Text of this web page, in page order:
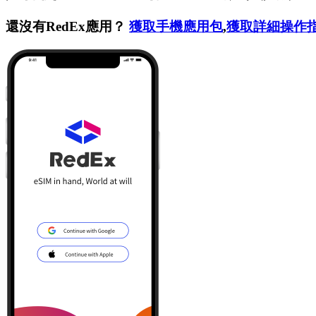
還沒有RedEx應用？ 獲取手機應用包,獲取詳細操作